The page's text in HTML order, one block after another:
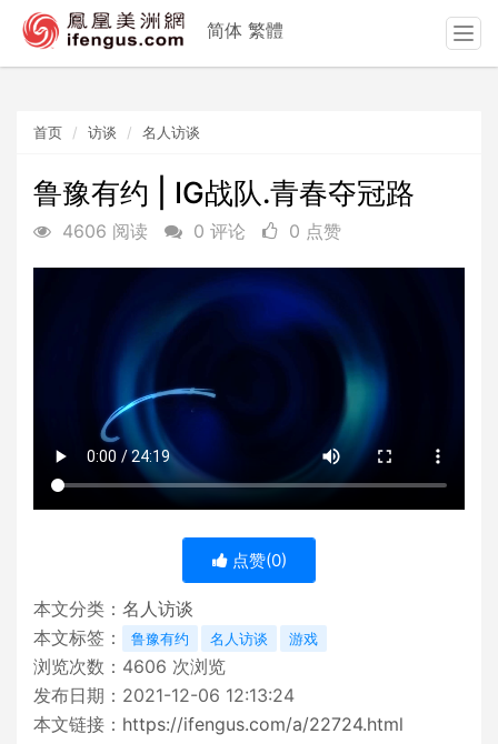
首页 访谈 名人访谈
鲁豫有约 | IG战队.青春夺冠路
4606 阅读 0 评论 0 点赞
点赞(0)
本文分类： 名人访谈
本文标签：
鲁豫有约 名人访谈 游戏
浏览次数： 4606 次浏览
发布日期：2021-12-06 12:13:24
本文链接： https://ifengus.com/a/22724.html
简体 繁體
T
o